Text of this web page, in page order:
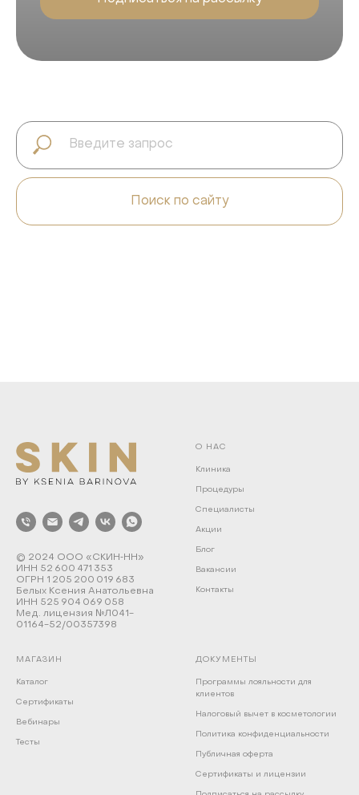
Поиск по сайту
© 2024 ООО «СКИН‑НН»
ИНН 52 600 471 353
ОГРН 1 205 200 019 683
Белых Ксения Анатольевна
ИНН 525 904 069 058
Мед. лицензия №Л041-
01164-52/00357398
О НАС
Клиника
Процедуры
Специалисты
Акции
Блог
Вакансии
Контакты
МАГАЗИН
Каталог
Сертификаты
Вебинары
Тесты
ДОКУМЕНТЫ
Программы лояльности для
клиентов
Налоговый вычет в косметологии
Политика конфиденциальности
Публичная оферта
Сертификаты и лицензии